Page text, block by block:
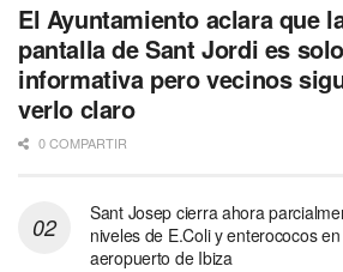
El Ayuntamiento aclara que
pantalla de Sant Jordi es solo
informativa pero vecinos
verlo claro
0 COMPARTIR
Sant Josep cierra ahora
niveles de E.Coli y enterococos
aeropuerto de Ibiza